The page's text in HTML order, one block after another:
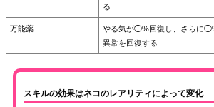
る
万能薬
やる気が◯%回復し、さらに
異常を回復する
スキルの効果はネコのレアリティによって変化